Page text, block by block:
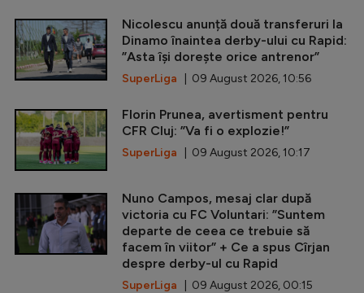
Nicolescu anunță două transferuri la
Dinamo înaintea derby-ului cu Rapid:
”Asta își dorește orice antrenor”
SuperLiga | 09 August 2026, 10:56
Florin Prunea, avertisment pentru
CFR Cluj: ”Va fi o explozie!”
SuperLiga | 09 August 2026, 10:17
Nuno Campos, mesaj clar după
victoria cu FC Voluntari: ”Suntem
departe de ceea ce trebuie să
facem în viitor” + Ce a spus Cîrjan
despre derby-ul cu Rapid
SuperLiga | 09 August 2026, 00:15